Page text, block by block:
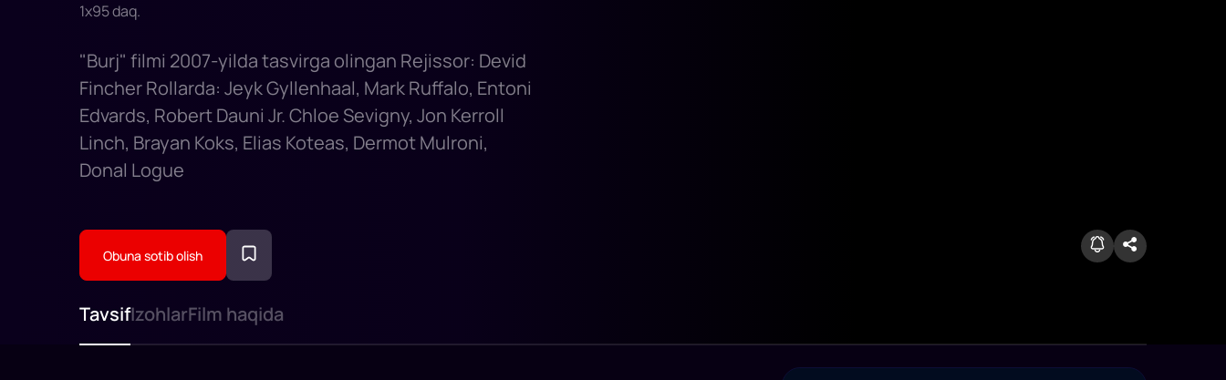
1x95daq.
"Burj" filmi 2007-yilda tasvirga olingan Rejissor: Devid
Fincher Rollarda: Jeyk Gyllenhaal, Mark Ruffalo, Entoni
Edvards, Robert Dauni Jr. Chloe Sevigny, Jon Kerroll
Linch, Brayan Koks, Elias Koteas, Dermot Mulroni,
Donal Logue
Obuna sotib olish
TavsifIzohlarFilm haqida